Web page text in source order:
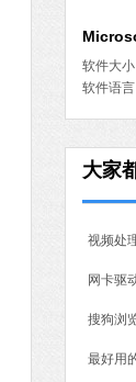
下载
下载
大家
视频处
网卡驱
搜狗浏
最好用